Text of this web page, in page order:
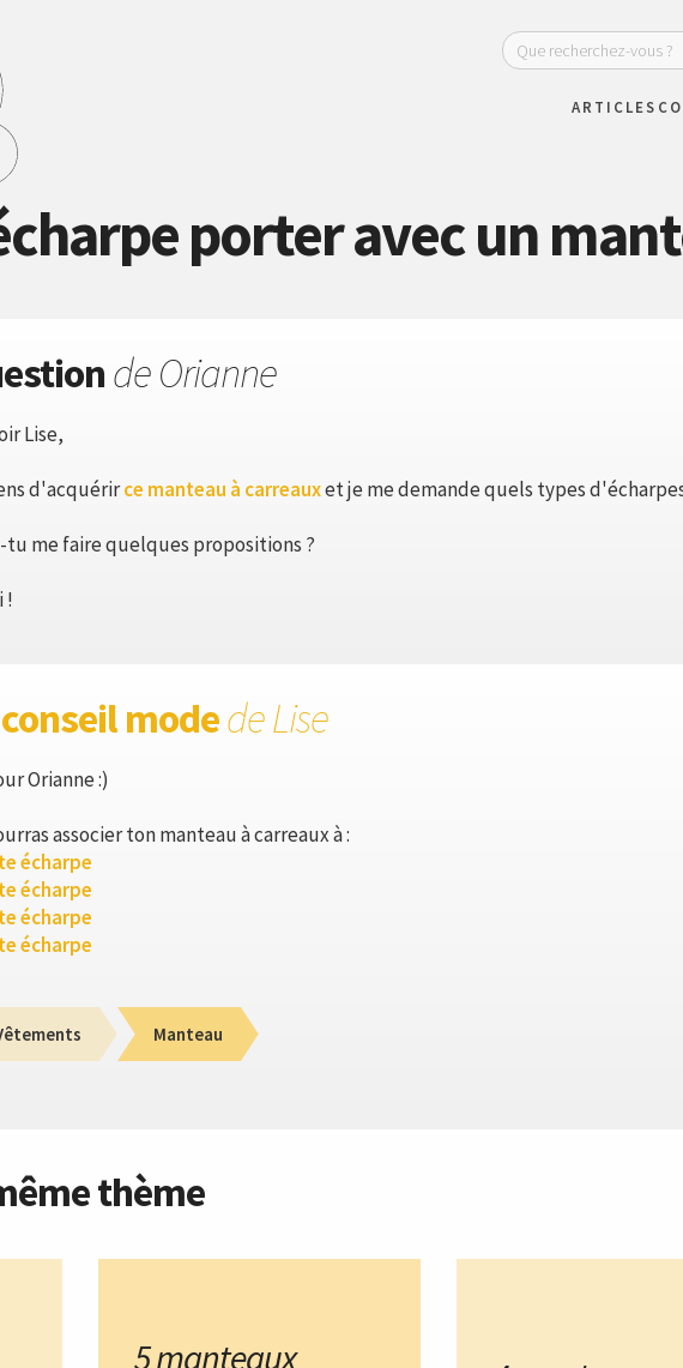
ARTICLES
porter avec un
de Orianne
Lise,
d'acquérirce manteau à carreauxet je me demande quels types
tu me faire quelques propositions ?
!
modede Lise
Orianne :)
associer ton manteau à carreaux à :
écharpe
écharpe
écharpe
écharpe
Manteau
thème
5 manteaux